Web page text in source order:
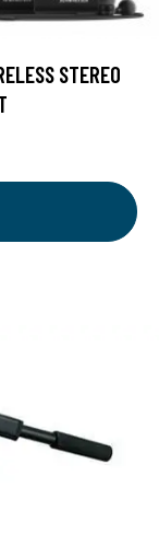
STEREO